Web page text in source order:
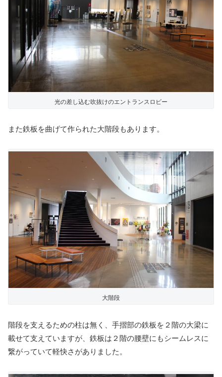
光の差し込む吹抜けのエントランスロビー
また鉄板を曲げて作られた大階段もあります。
大階段
階段を支えるための柱は無く、手摺部の鉄板を２階の大梁に
載せて支えていますが、鉄板は２階の腰壁にもシームレスに
繋がっていて軽快さがありました。